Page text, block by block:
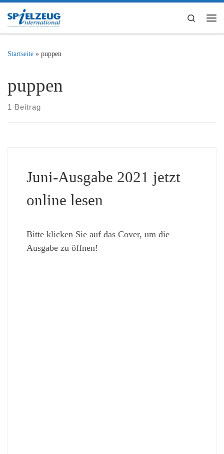
Zum Inhalt springen
Search
Startseite » puppen
puppen
1 Beitrag
Juni-Ausgabe 2021 jetzt
online lesen
Bitte klicken Sie auf das Cover, um die
Ausgabe zu öffnen!